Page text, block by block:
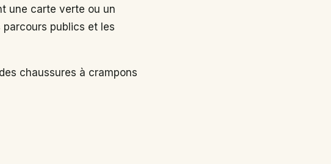
une carte verte ou un
publics et les
chaussures à crampons